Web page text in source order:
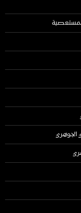
المستعصية
الجوهري